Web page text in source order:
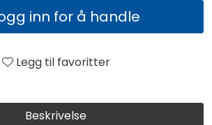
Beskrivelse
inn for å handle
Legg til favoritter